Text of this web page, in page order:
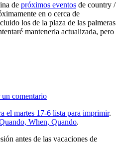
de próximos eventos de country /
en o cerca de
los de la plaza de las palmeras
mantenerla actualizada, pero
comentario
el martes 17-6 lista para imprimir.
When, Quando.
antes de las vacaciones de